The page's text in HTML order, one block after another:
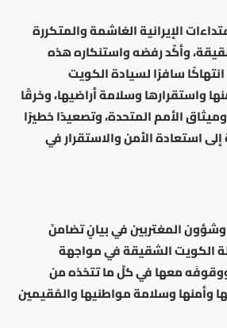
الإيرانية الغاشمة والمتكررة
وأكّد رفضه واستنكاره هذه
سافرًا لسيادة الكويت
واستقرارها وسلامة أراضيها، وخرقًا
الأمم المتحدة، وتصعيدًا خطيرًا
استعادة الأمن والاستقرار في
وشؤون المغتربين في بيانٍ تضامنَ
الكويت الشقيقة في مواجهة
ووقوفَه معها في كلّ ما تتخذه من
وأمنها وسلامة مواطنيها والمُقيمين